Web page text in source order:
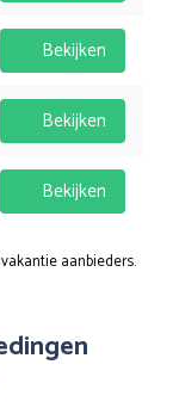
Bekijken
Bekijken
Bekijken
aanbieders.